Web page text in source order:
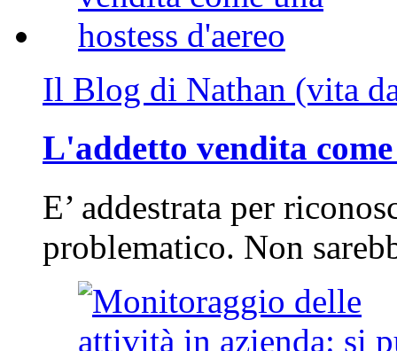
Il Blog di Nathan (vita
L'addetto vendita
E’ addestrata per
problematico. Non